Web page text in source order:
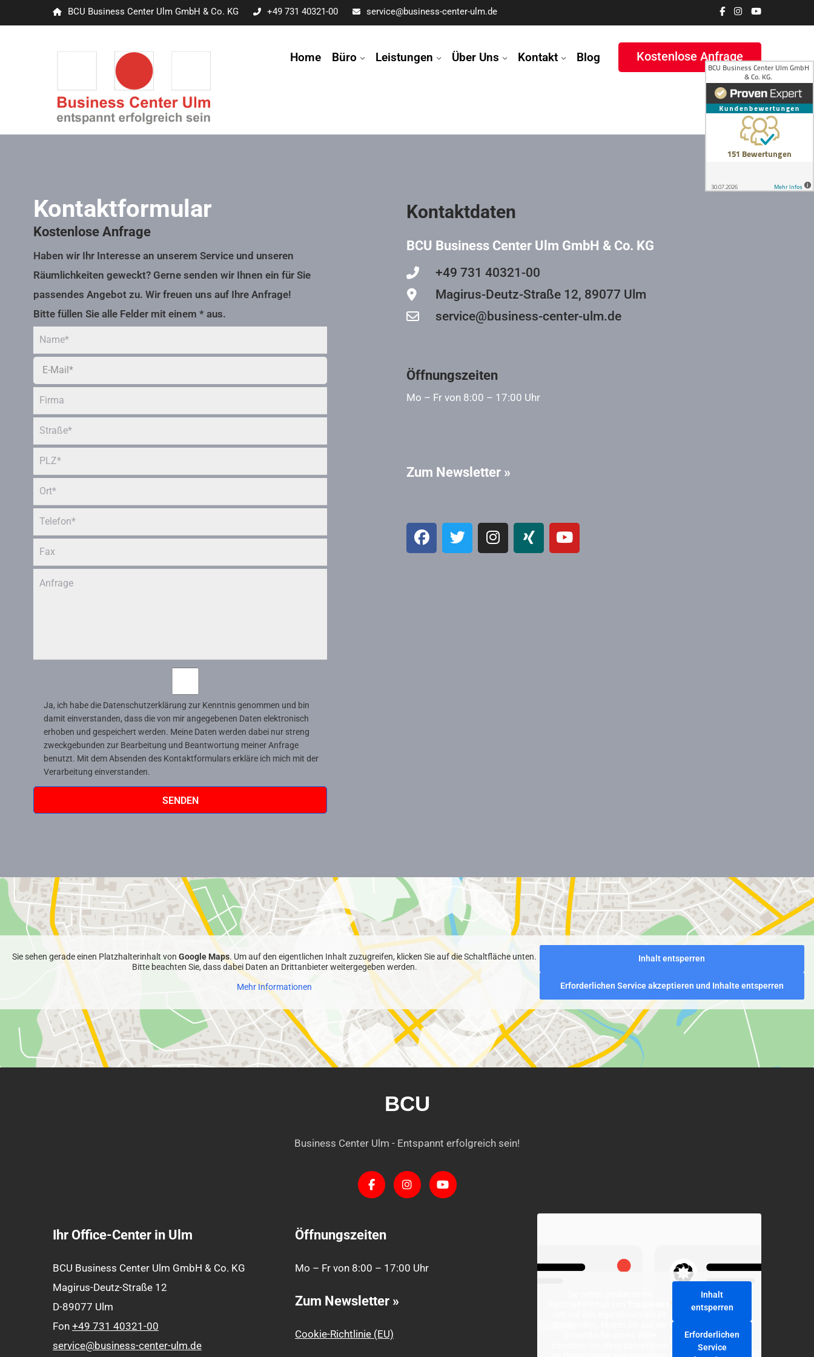
BCU Business Center Ulm GmbH & Co. KG +49 731 40321-00 service@business-center-ulm.de
Home Büro Leistungen Über Uns Kontakt Blog Kostenlose Anfrage
Kontaktformular
Kostenlose Anfrage
Haben wir Ihr Interesse an unserem Service und unseren
Räumlichkeiten geweckt? Gerne senden wir Ihnen ein für Sie
passendes Angebot zu. Wir freuen uns auf Ihre Anfrage!
Bitte füllen Sie alle Felder mit einem * aus.
Ja, ich habe die Datenschutzerklärung zur Kenntnis genommen und bin
damit einverstanden, dass die von mir angegebenen Daten elektronisch
erhoben und gespeichert werden. Meine Daten werden dabei nur streng
zweckgebunden zur Bearbeitung und Beantwortung meiner Anfrage
benutzt. Mit dem Absenden des Kontaktformulars erkläre ich mich mit der
Verarbeitung einverstanden.
Kontaktdaten
BCU Business Center Ulm GmbH & Co. KG
+49 731 40321-00
Magirus-Deutz-Straße 12, 89077 Ulm
service@business-center-ulm.de
Öffnungszeiten
Mo – Fr von 8:00 – 17:00 Uhr
Zum Newsletter »
Sie sehen gerade einen Platzhalterinhalt vonGoogle Maps. Um auf den eigentlichen Inhalt zuzugreifen, klicken Sie auf die Schaltfläche unten.
Bitte beachten Sie, dass dabei Daten an Drittanbieter weitergegeben werden.
Mehr Informationen
Inhalt entsperren
Erforderlichen Service akzeptieren und Inhalte entsperren
BCU
Business Center Ulm - Entspannt erfolgreich sein!
Ihr Office-Center in Ulm
BCU Business Center Ulm GmbH & Co. KG
Magirus-Deutz-Straße 12
D-89077 Ulm
Fon +49 731 40321-00
service@business-center-ulm.de
Öffnungszeiten
Mo – Fr von 8:00 – 17:00 Uhr
Zum Newsletter »
Cookie-Richtlinie (EU)
.
Inhalt
entsperren
Erforderlichen
Service